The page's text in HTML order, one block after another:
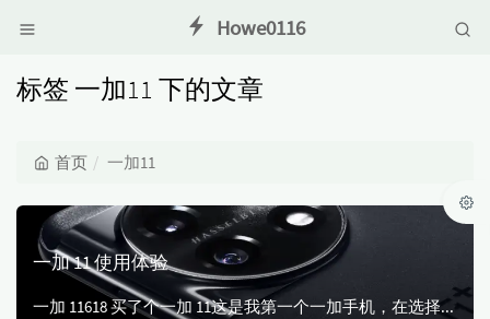
Howe0116
标签 一加11 下的文章
首页 一加11
一加 11 使用体验
一加 11618 买了个一加 11这是我第一个一加手机，在选择这个手机之前，我排除了之前使用过的小米和魅族两个品牌，为的可能是换机新的体验或者不想太过依赖...